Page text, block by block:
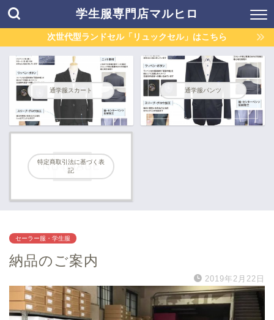
学生服専門店マルヒロ
次世代型ランドセル「リュックセル」はこちら
通学服スカート 通学服パンツ
特定商取引法に基づく表
記
セーラー服・学生服
納品のご案内
2019年2月22日